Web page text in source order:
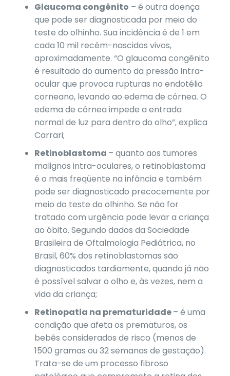
Glaucoma congênito – é outra doença
que pode ser diagnosticada por meio do
teste do olhinho. Sua incidência é de 1 em
cada 10 mil recém-nascidos vivos,
aproximadamente. “O glaucoma congênito
é resultado do aumento da pressão intra-
ocular que provoca rupturas no endotélio
corneano, levando ao edema de córnea. O
edema de córnea impede a entrada
normal de luz para dentro do olho”, explica
Carrari;
Retinoblastoma – quanto aos tumores
malignos intra-oculares, o retinoblastoma
é o mais freqüente na infância e também
pode ser diagnosticado precocemente por
meio do teste do olhinho. Se não for
tratado com urgência pode levar a criança
ao óbito. Segundo dados da Sociedade
Brasileira de Oftalmologia Pediátrica, no
Brasil, 60% dos retinoblastomas são
diagnosticados tardiamente, quando já não
é possível salvar o olho e, às vezes, nem a
vida da criança;
Retinopatia na prematuridade– é uma
condição que afeta os prematuros, os
bebês considerados de risco (menos de
1500 gramas ou 32 semanas de gestação).
Trata-se de um processo fibroso